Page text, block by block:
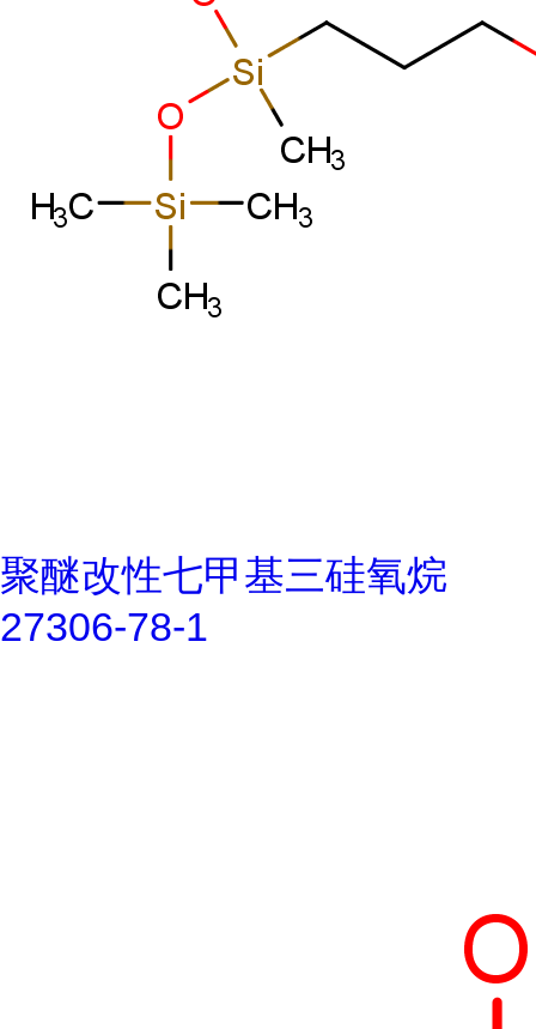
聚醚改性七甲基三硅氧烷
27306-78-1